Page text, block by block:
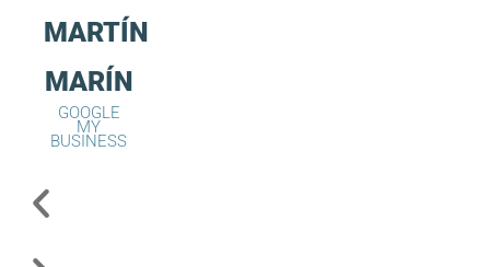
MARTÍN
MARÍN
GOOGLE
MY
BUSINESS